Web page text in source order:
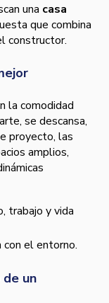
una casa
que combina
constructor.
la comodidad
se descansa,
proyecto, las
amplios,
trabajo y vida
con el entorno.
un